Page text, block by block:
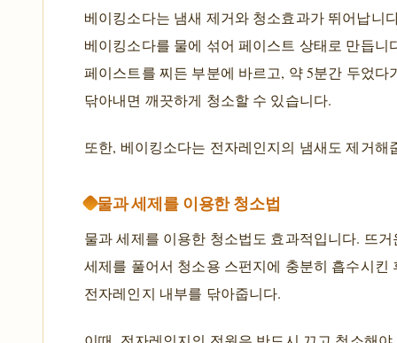
베이킹소다는 냄새 제거와 청소효과가 뛰어납니
베이킹소다를 물에 섞어 페이스트 상태로 만듭니
페이스트를 찌든 부분에 바르고, 약 5분간 두었다
닦아내면 깨끗하게 청소할 수 있습니다.
또한, 베이킹소다는 전자레인지의 냄새도 제거해
물과 세제를 이용한 청소법
물과 세제를 이용한 청소법도 효과적입니다. 뜨거
세제를 풀어서 청소용 스펀지에 충분히 흡수시킨
전자레인지 내부를 닦아줍니다.